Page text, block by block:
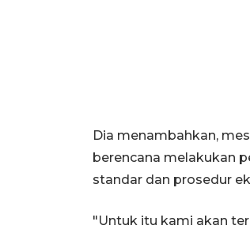
Dia menambahkan,
berencana melakukan
standar dan prosedur
"Untuk itu kami akan